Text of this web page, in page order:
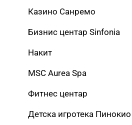
Казино Санремо
Бизнис центар Sinfonia
Накит
MSC Aurea Spa
Фитнес центар
Детска игротека Пинокио